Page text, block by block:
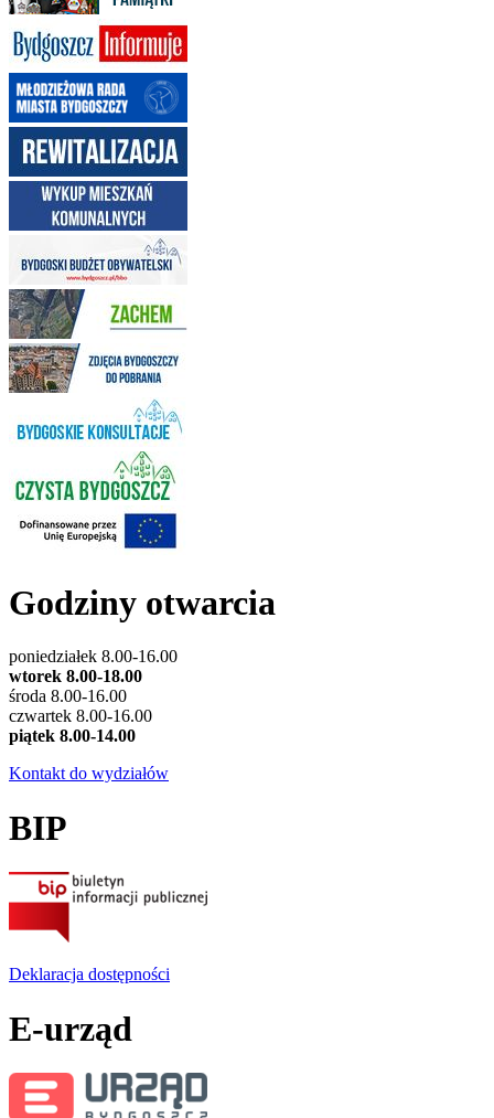
Godziny otwarcia
poniedziałek 8.00-16.00
wtorek 8.00-18.00
środa 8.00-16.00
czwartek 8.00-16.00
piątek 8.00-14.00
Kontakt do wydziałów
BIP
Deklaracja dostępności
E-urząd